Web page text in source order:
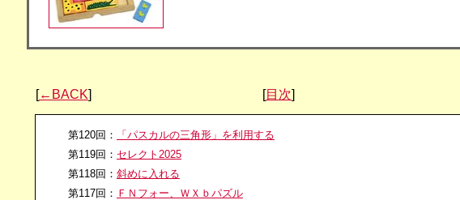
[←BACK] [目次]
第120回：
「パスカルの三角形」を利用する
第119回： セレクト2025
第118回： 斜めに入れる
第117回： ＦＮフォー、ＷＸｂパズル